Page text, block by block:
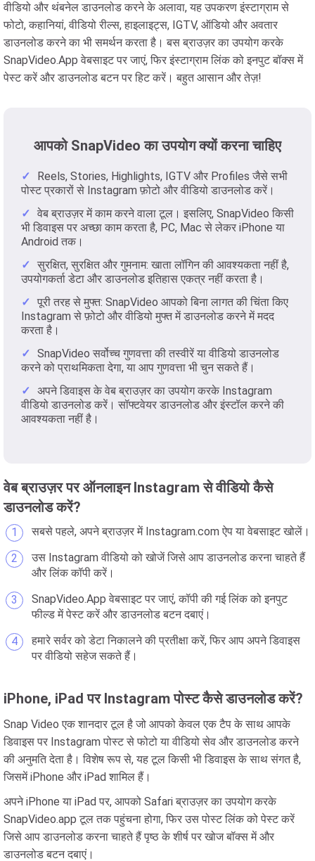
वीडियो और थंबनेल डाउनलोड करने के अलावा, यह उपकरण इंस्टाग्राम से
फोटो, कहानियां, वीडियो रील्स, हाइलाइट्स, IGTV, ऑडियो और अवतार
डाउनलोड करने का भी समर्थन करता है। बस ब्राउज़र का उपयोग करके
SnapVideo.App वेबसाइट पर जाएं, फिर इंस्टाग्राम लिंक को इनपुट बॉक्स में
पेस्ट करें और डाउनलोड बटन पर हिट करें। बहुत आसान और तेज़!
आपको SnapVideo का उपयोग क्यों करना चाहिए
Reels, Stories, Highlights, IGTV और Profiles जैसे सभी
पोस्ट प्रकारों से Instagram फ़ोटो और वीडियो डाउनलोड करें।
वेब ब्राउज़र में काम करने वाला टूल। इसलिए, SnapVideo किसी
भी डिवाइस पर अच्छा काम करता है, PC, Mac से लेकर iPhone या
Android तक।
सुरक्षित, सुरक्षित और गुमनाम: खाता लॉगिन की आवश्यकता नहीं है,
उपयोगकर्ता डेटा और डाउनलोड इतिहास एकत्र नहीं करता है।
पूरी तरह से मुफ्त: SnapVideo आपको बिना लागत की चिंता किए
Instagram से फ़ोटो और वीडियो मुफ्त में डाउनलोड करने में मदद
करता है।
SnapVideo सर्वोच्च गुणवत्ता की तस्वीरें या वीडियो डाउनलोड
करने को प्राथमिकता देगा, या आप गुणवत्ता भी चुन सकते हैं।
अपने डिवाइस के वेब ब्राउज़र का उपयोग करके Instagram
वीडियो डाउनलोड करें। सॉफ्टवेयर डाउनलोड और इंस्टॉल करने की
आवश्यकता नहीं है।
वेब ब्राउज़र पर ऑनलाइन Instagram से वीडियो कैसे
डाउनलोड करें?
सबसे पहले, अपने ब्राउज़र में Instagram.com ऐप या वेबसाइट खोलें।
उस Instagram वीडियो को खोजें जिसे आप डाउनलोड करना चाहते हैं
और लिंक कॉपी करें।
SnapVideo.App वेबसाइट पर जाएं, कॉपी की गई लिंक को इनपुट
फील्ड में पेस्ट करें और डाउनलोड बटन दबाएं।
हमारे सर्वर को डेटा निकालने की प्रतीक्षा करें, फिर आप अपने डिवाइस
पर वीडियो सहेज सकते हैं।
iPhone, iPad पर Instagram पोस्ट कैसे डाउनलोड करें?
Snap Video एक शानदार टूल है जो आपको केवल एक टैप के साथ आपके
डिवाइस पर Instagram पोस्ट से फोटो या वीडियो सेव और डाउनलोड करने
की अनुमति देता है। विशेष रूप से, यह टूल किसी भी डिवाइस के साथ संगत है,
जिसमें iPhone और iPad शामिल हैं।
अपने iPhone या iPad पर, आपको Safari ब्राउज़र का उपयोग करके
SnapVideo.app टूल तक पहुंचना होगा, फिर उस पोस्ट लिंक को पेस्ट करें
जिसे आप डाउनलोड करना चाहते हैं पृष्ठ के शीर्ष पर खोज बॉक्स में और
डाउनलोड बटन दबाएं।